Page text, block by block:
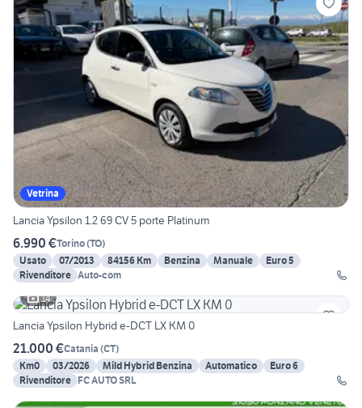
Vetrina
Lancia Ypsilon 1.2 69 CV 5 porte Platinum
6.990 €Torino(TO)
Usato
07/2013 84156 Km Benzina Manuale
Euro 5
Rivenditore Auto-com
14
Lancia Ypsilon Hybrid e-DCT LX KM 0
21.000 €Catania (CT)
Km0
03/2026 Mild Hybrid Benzina Automatico
Euro 6
Rivenditore FC AUTO SRL